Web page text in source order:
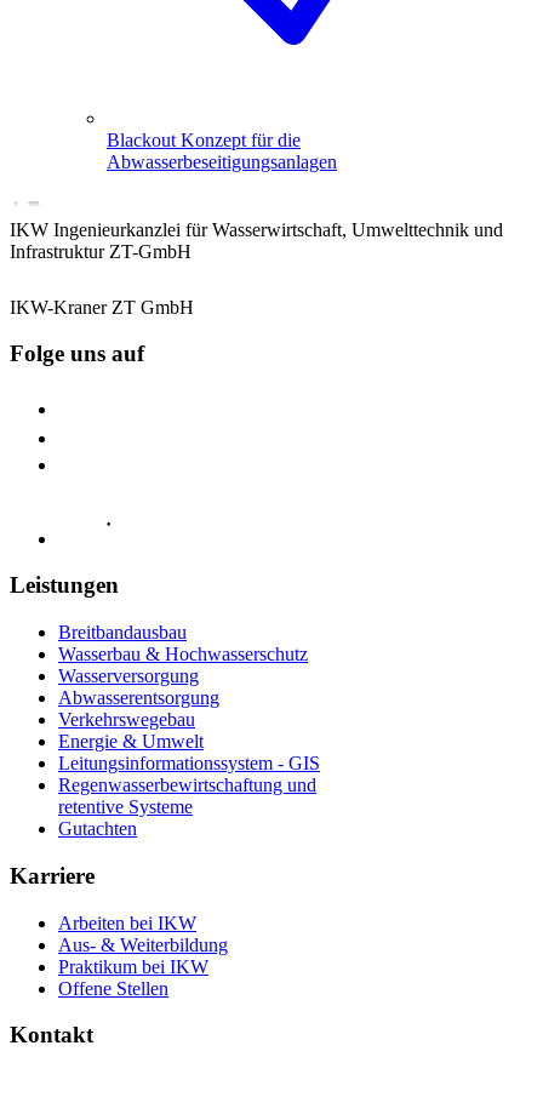
Blackout Konzept für die
Abwasserbeseitigungsanlagen
IKW Ingenieurkanzlei für Wasserwirtschaft, Umwelttechnik und
Infrastruktur ZT-GmbH
IKW-Kraner ZT GmbH
Folge uns auf
Leistungen
Breitbandausbau
Wasserbau & Hochwasserschutz
Wasserversorgung
Abwasserentsorgung
Verkehrswegebau
Energie & Umwelt
Leitungsinformationssystem - GIS
Regenwasserbewirtschaftung und
retentive Systeme
Gutachten
Karriere
Arbeiten bei IKW
Aus- & Weiterbildung
Praktikum bei IKW
Offene Stellen
Kontakt